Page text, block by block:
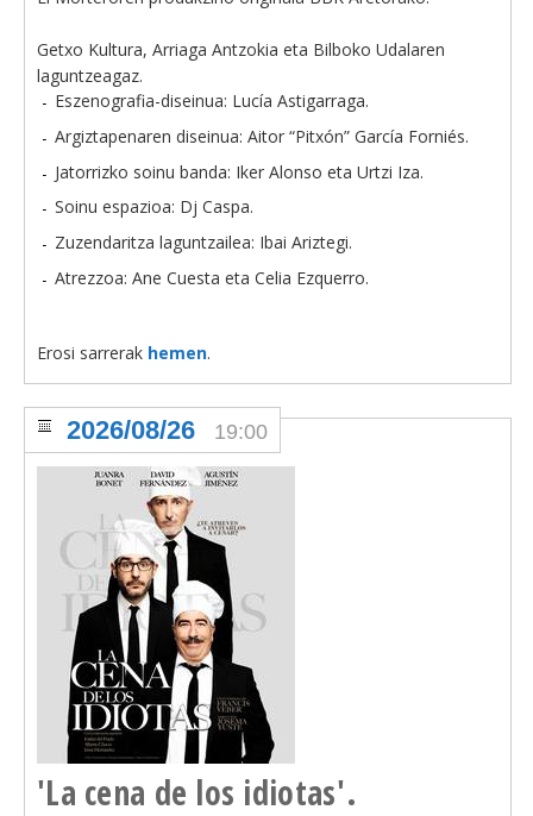
Getxo Kultura, Arriaga Antzokia eta Bilboko Udalaren
laguntzeagaz.
Eszenografia-diseinua: Lucía Astigarraga.
Argiztapenaren diseinua: Aitor “Pitxón” García Forniés.
Jatorrizko soinu banda: Iker Alonso eta Urtzi Iza.
Soinu espazioa: Dj Caspa.
Zuzendaritza laguntzailea: Ibai Ariztegi.
Atrezzoa: Ane Cuesta eta Celia Ezquerro.
Erosi sarrerak hemen.
'La cena de los idiotas'.
2026/08/26 19:00